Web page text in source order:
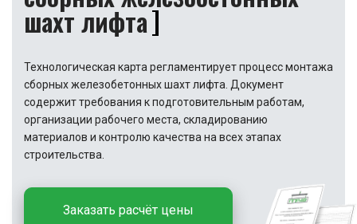
шахт лифта
Технологическая карта регламентирует процесс монтажа
сборных железобетонных шахт лифта. Документ
содержит требования к подготовительным работам,
организации рабочего места, складированию
материалов и контролю качества на всех этапах
строительства.
Заказать расчёт цены